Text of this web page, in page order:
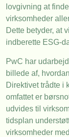
lovgivning at
virksomheder
Dette betyder, at
indberette ESG-
PwC har
billede af,
Direktivet trådte i
omfattet er
udvides til
tidsplan
virksomheder